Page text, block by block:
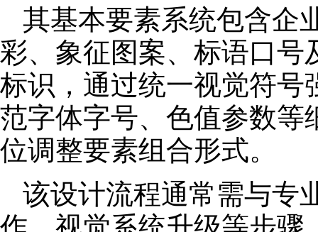
其基本要素系统包含企
彩、象征图案、标语口号
标识，通过统一视觉符号
范字体字号、色值参数等
位调整要素组合形式。
该设计流程通常需与专